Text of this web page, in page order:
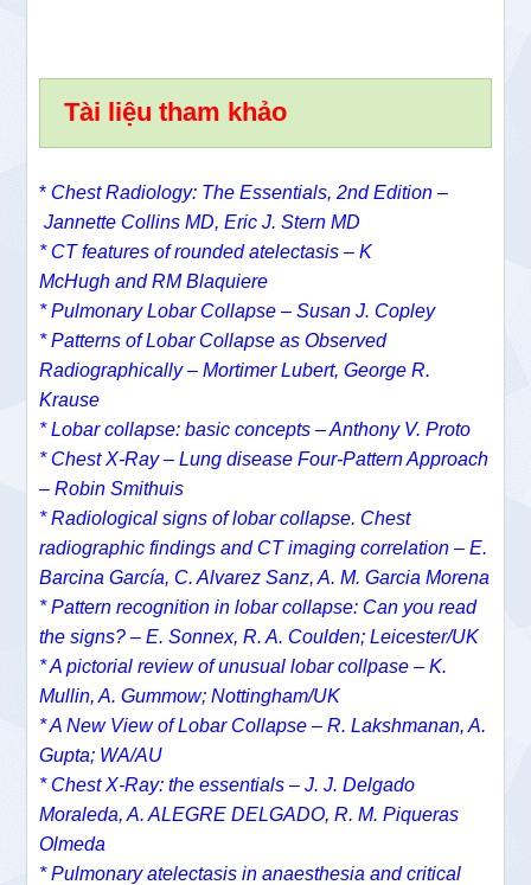
Tài liệu tham khảo
* Chest Radiology: The Essentials, 2nd Edition –
Jannette Collins MD, Eric J. Stern MD
* CT features of rounded atelectasis –K
McHugh andRM Blaquiere
* Pulmonary Lobar Collapse – Susan J. Copley
* Patterns of Lobar Collapse as Observed
Radiographically – Mortimer Lubert, George R.
Krause
* Lobar collapse: basic concepts – Anthony V. Proto
* Chest X-Ray – Lung disease Four-Pattern Approach
– Robin Smithuis
* Radiological signs of lobar collapse. Chest
radiographic findings and CT imaging correlation – E.
Barcina García, C. Alvarez Sanz, A. M. Garcia Morena
* Pattern recognition in lobar collapse: Can you read
the signs? – E. Sonnex, R. A. Coulden; Leicester/UK
* A pictorial review of unusual lobar collpase – K.
Mullin, A. Gummow; Nottingham/UK
* A New View of Lobar Collapse – R. Lakshmanan, A.
Gupta; WA/AU
* Chest X-Ray: the essentials – J. J. Delgado
Moraleda, A. ALEGRE DELGADO, R. M. Piqueras
Olmeda
* Pulmonary atelectasis in anaesthesia and critical